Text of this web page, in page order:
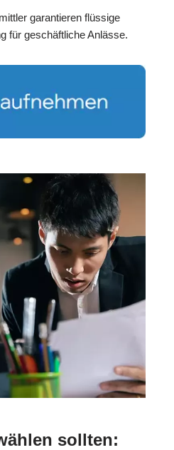
garantieren flüssige
für geschäftliche Anlässe.
sollten: